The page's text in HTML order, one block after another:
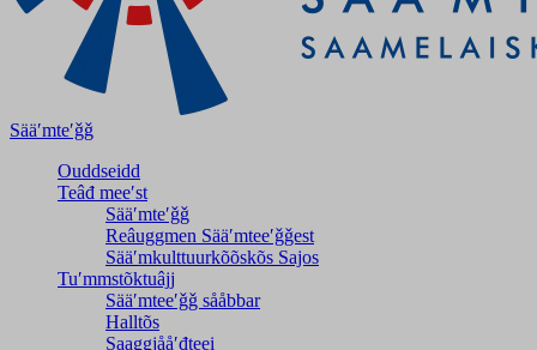
Sääʹmteʹǧǧ
Ouddseidd
Teâđ meeʹst
Sääʹmteʹǧǧ
Reâuggmen Sääʹmteeʹǧǧest
Sääʹmkulttuurkõõskõs Sajos
Tuʹmmstõktuâjj
Sääʹmteeʹǧǧ sååbbar
Halltõs
Saaǥǥjååʹđteei